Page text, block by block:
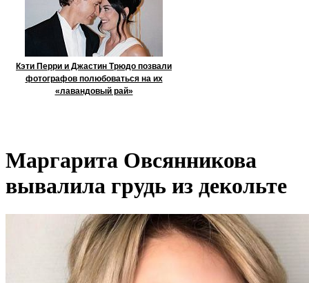
Кэти Перри и Джастин Трюдо позвали
фотографов полюбоваться на их
«лавандовый рай»
Маргарита Овсянникова
вывалила грудь из декольте